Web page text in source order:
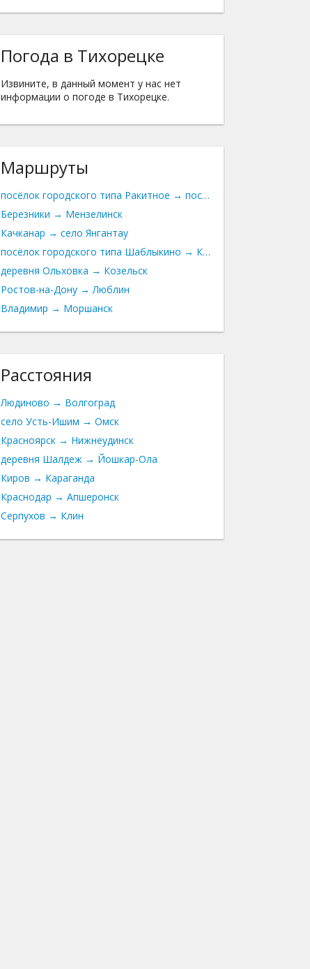
Погода в Тихорецке
Извините, в данный момент у нас нет
информации о погоде в Тихорецке.
Маршруты
посёлок городского типа Ракитное → посёлок городского типа Пролетарский
Березники → Мензелинск
Качканар → село Янгантау
посёлок городского типа Шаблыкино → Карачев
деревня Ольховка → Козельск
Ростов-на-Дону → Люблин
Владимир → Моршанск
Расстояния
Людиново → Волгоград
село Усть-Ишим → Омск
Красноярск → Нижнеудинск
деревня Шалдеж → Йошкар-Ола
Киров → Караганда
Краснодар → Апшеронск
Серпухов → Клин